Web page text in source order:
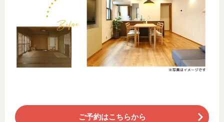
ご予約はこちらから